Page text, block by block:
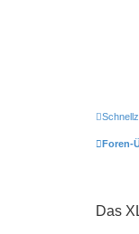
Foren-
Das